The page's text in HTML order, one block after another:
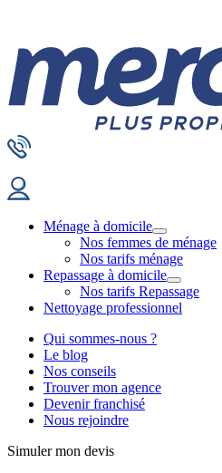
Ménage à domicile
Nos femmes de ménage
Nos tarifs ménage
Repassage à domicile
Nos tarifs Repassage
Nettoyage professionnel
Qui sommes-nous ?
Le blog
Nos conseils
Trouver mon agence
Devenir franchisé
Nous rejoindre
Simuler mon devis